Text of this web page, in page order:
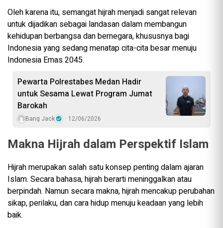
Oleh karena itu, semangat hijrah menjadi sangat relevan
untuk dijadikan sebagai landasan dalam membangun
kehidupan berbangsa dan bernegara, khususnya bagi
Indonesia yang sedang menatap cita-cita besar menuju
Indonesia Emas 2045.
Pewarta Polrestabes Medan Hadir
untuk Sesama Lewat Program Jumat
Barokah
Bang Jack 12/06/2026
Makna Hijrah dalam Perspektif Islam
Hijrah merupakan salah satu konsep penting dalam ajaran
Islam. Secara bahasa, hijrah berarti meninggalkan atau
berpindah. Namun secara makna, hijrah mencakup perubahan
sikap, perilaku, dan cara hidup menuju keadaan yang lebih
baik.